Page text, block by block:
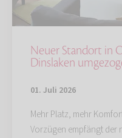
Neuer Standort in
Dinslaken
01. Juli 2026
Mehr Platz, mehr
Vorzügen empfängt der